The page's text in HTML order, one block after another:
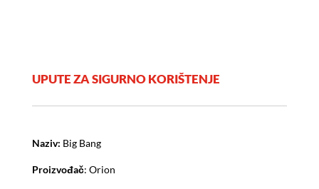
UPUTE ZA SIGURNO KORIŠTENJE
Naziv: Big Bang
Proizvođač: Orion